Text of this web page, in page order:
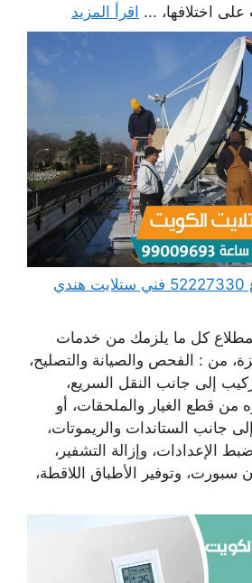
اختلافها، ... اقرأ المزيد
فني ستلايت المطلاع 52227330 فني ستلايت هندي
كل ما يلزمك من خدمات
من : الفحص والصيانة والتصليح،
إلى جانب النقل السريع،
من قطع الغيار والملحقات، أو
جانب الستاندات والريموتات،
الإعدادات، وإزالة التشفير،
سبورت، وتوفير الأطباق اللاقطة،